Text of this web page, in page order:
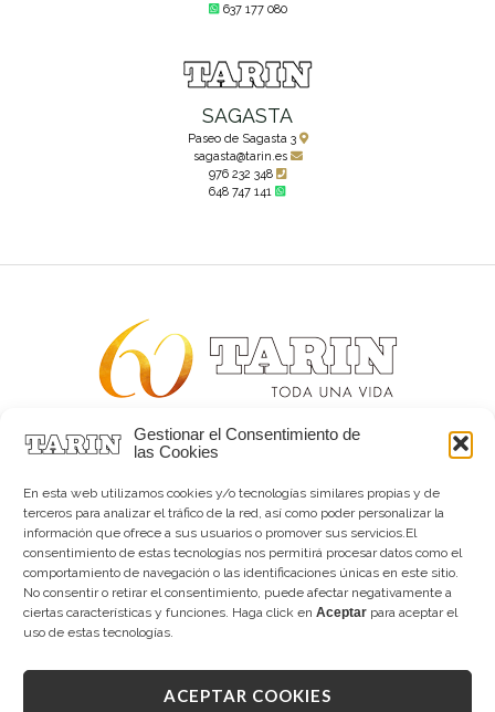
Gestionar el Consentimiento de
las Cookies
En esta web utilizamos cookies y/o tecnologías similares propias y de
terceros para analizar el tráfico de la red, así como poder personalizar la
información que ofrece a sus usuarios o promover sus servicios.El
consentimiento de estas tecnologías nos permitirá procesar datos como el
comportamiento de navegación o las identificaciones únicas en este sitio.
No consentir o retirar el consentimiento, puede afectar negativamente a
ciertas características y funciones. Haga click en Aceptar para aceptar el
uso de estas tecnologías.
ACEPTAR COOKIES
637 177 080
SAGASTA
Paseo de Sagasta 3
sagasta@tarin.es
976 232 348
648 747 141
Alta joyería desde 1963
Tarín Magazine
Contacto
Copyright © 2026 Tarín Joyeros